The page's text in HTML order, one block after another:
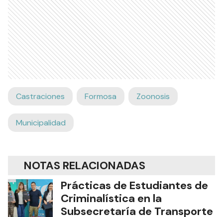
Castraciones Formosa Zoonosis
Municipalidad
NOTAS RELACIONADAS
Prácticas de Estudiantes de
Criminalística en la
Subsecretaría de Transporte